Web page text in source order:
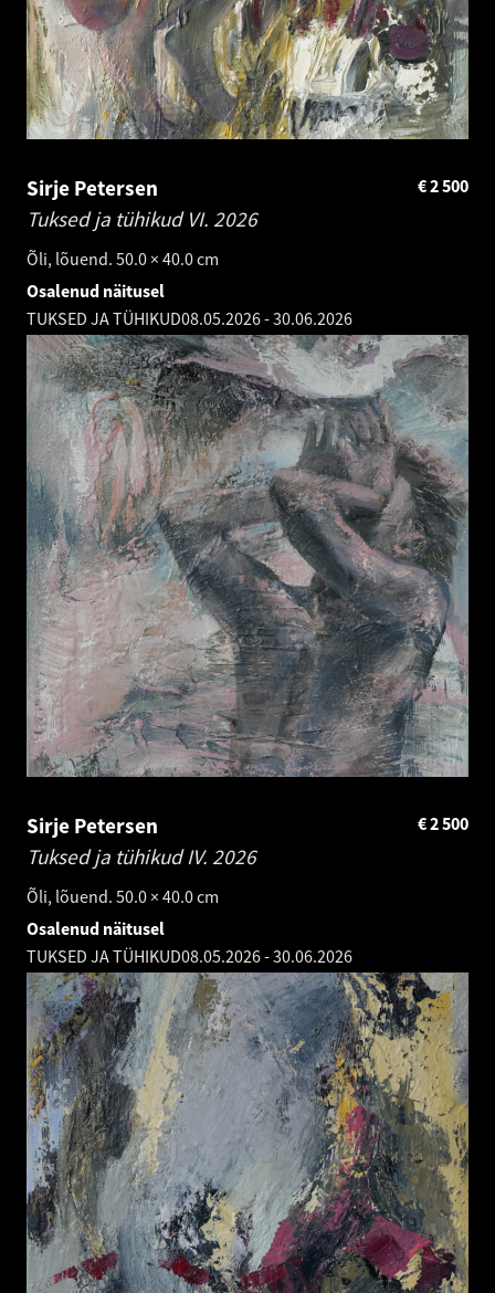
Sirje Petersen
Tuksed ja tühikud VI. 2026
Õli, lõuend. 50.0 × 40.0 cm
2 500
€
Osalenud näitusel
TUKSED JA TÜHIKUD08.05.2026-30.06.2026
Sirje Petersen
Tuksed ja tühikud IV. 2026
Õli, lõuend. 50.0 × 40.0 cm
2 500
€
Osalenud näitusel
TUKSED JA TÜHIKUD08.05.2026-30.06.2026